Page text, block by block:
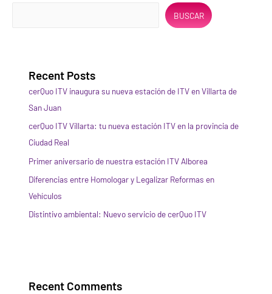
BUSCAR
Recent Posts
cerQuo ITV inaugura su nueva estación de ITV en Villarta de
San Juan
cerQuo ITV Villarta: tu nueva estación ITV en la provincia de
Ciudad Real
Primer aniversario de nuestra estación ITV Alborea
Diferencias entre Homologar y Legalizar Reformas en
Vehículos
Distintivo ambiental: Nuevo servicio de cerQuo ITV
Recent Comments